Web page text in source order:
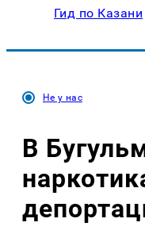
Гид по Казани
Не у нас
В